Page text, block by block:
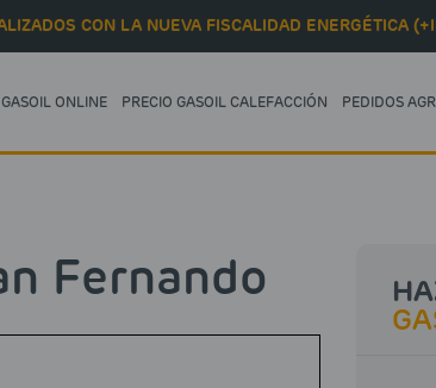
CON LA NUEVA FISCALIDAD ENERGÉTICA
ONLINE PRECIO GASOIL CALEFACCIÓN PEDIDOS
Fernando